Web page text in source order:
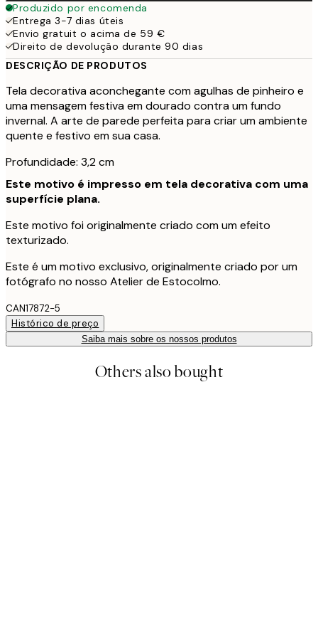
Produzido por encomenda
Entrega 3-7 dias úteis
Envio gratuit o acima de 59 €
Direito de devolução durante 90 dias
DESCRIÇÃO DE PRODUTOS
Tela decorativa aconchegante com agulhas de pinheiro e
uma mensagem festiva em dourado contra um fundo
invernal. A arte de parede perfeita para criar um ambiente
quente e festivo em sua casa.
Profundidade: 3,2 cm
Este motivo é impresso em tela decorativa com uma
superfície plana.
Este motivo foi originalmente criado com um efeito
texturizado.
Este é um motivo exclusivo, originalmente criado por um
fotógrafo no nosso Atelier de Estocolmo.
CAN17872-5
Histórico de preço
Saiba mais sobre os nossos produtos
Others also bought